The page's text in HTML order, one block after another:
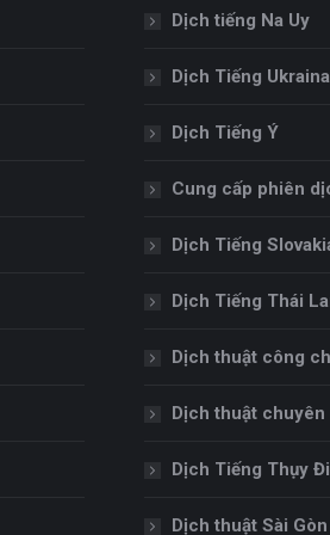
Dịch tiếng Na Uy
Dịch Tiếng Ukraina
Dịch Tiếng Ý
Cung cấp phiên
Dịch Tiếng
Dịch Tiếng Thái
Dịch thuật công
Dịch thuật chuyên
Dịch Tiếng Thụy
Dịch thuật Sài Gòn